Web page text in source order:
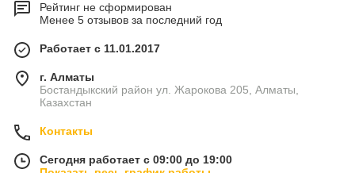
Рейтинг не сформирован
Менее 5 отзывов за последний год
Работает с 11.01.2017
г. Алматы
Бостандыкский район ул. Жарокова 205, Алматы,
Казахстан
Контакты
Сегодня работает с 09:00 до 19:00